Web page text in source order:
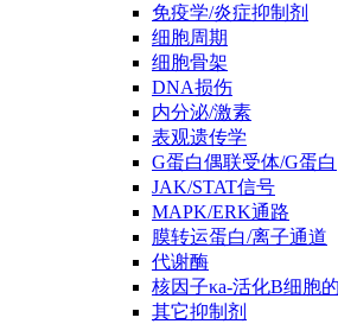
免疫学/炎症抑制剂
细胞周期
细胞骨架
DNA损伤
内分泌/激素
表观遗传学
G蛋白偶联受体/G蛋白
JAK/STAT信号
MAPK/ERK通路
膜转运蛋白/离子通道
代谢酶
核因子κa-活化B细胞
其它抑制剂